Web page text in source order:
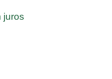
juros